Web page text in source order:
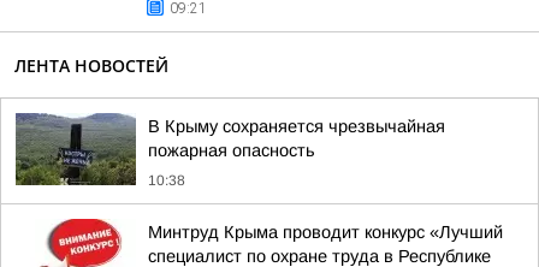
09:21
ЛЕНТА НОВОСТЕЙ
В Крыму сохраняется чрезвычайная
пожарная опасность
10:38
Минтруд Крыма проводит конкурс «Лучший
специалист по охране труда в Республике